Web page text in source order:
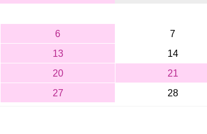
6
7
13
14
20
21
27
28